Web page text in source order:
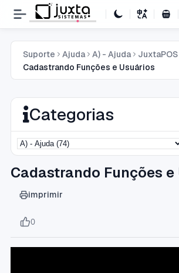
Suporte Ajuda A) - Ajuda JuxtaPOS
Cadastrando Funções e Usuários
Categorias
Cadastrando Funções e
imprimir
0